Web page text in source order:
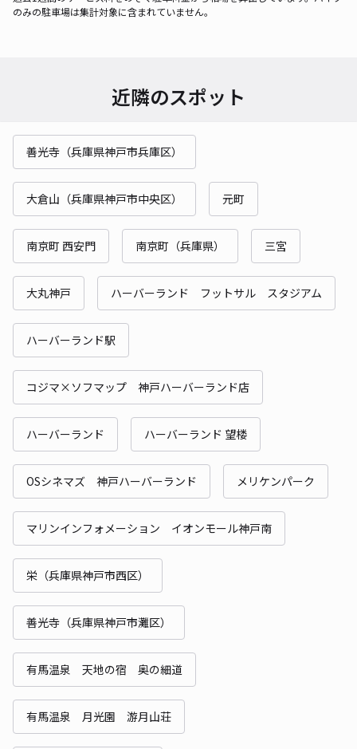
のみの駐車場は集計対象に含まれていません。
近隣のスポット
善光寺（兵庫県神戸市兵庫区）
大倉山（兵庫県神戸市中央区） 元町
南京町 西安門 南京町（兵庫県） 三宮
大丸神戸 ハーバーランド フットサル スタジアム
ハーバーランド駅
コジマ×ソフマップ 神戸ハーバーランド店
ハーバーランド ハーバーランド 望楼
OSシネマズ 神戸ハーバーランド メリケンパーク
マリンインフォメーション イオンモール神戸南
栄（兵庫県神戸市西区）
善光寺（兵庫県神戸市灘区）
有馬温泉 天地の宿 奥の細道
有馬温泉 月光園 游月山荘